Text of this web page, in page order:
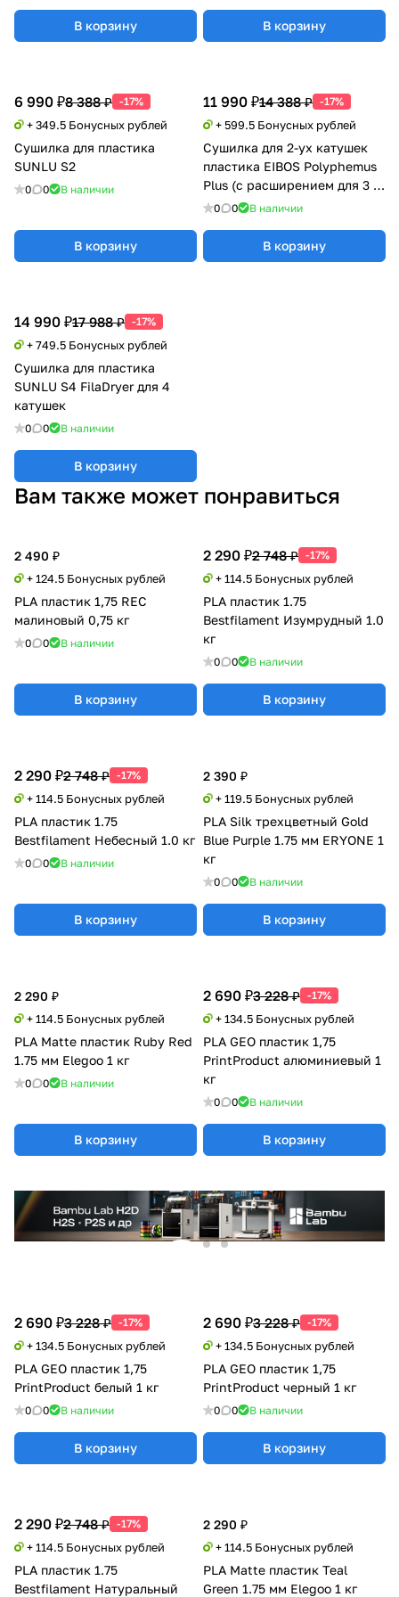
В корзину В корзину
6 990 ₽8 388 ₽ -17%
+ 349.5 Бонусных рублей
Сушилка для пластика
SUNLU S2
0 0 В наличии
В корзину
11 990 ₽14 388 ₽ -17%
+ 599.5 Бонусных рублей
Сушилка для 2-ух катушек
пластика EIBOS Polyphemus
Plus (с расширением для 3 кг
катушки)
0 0 В наличии
В корзину
14 990 ₽17 988 ₽ -17%
+ 749.5 Бонусных рублей
Сушилка для пластика
SUNLU S4 FilaDryer для 4
катушек
0 0 В наличии
В корзину
Вам также может понравиться
2 490 ₽
+ 124.5 Бонусных рублей
PLA пластик 1,75 REC
малиновый 0,75 кг
0 0 В наличии
В корзину
2 290 ₽2 748 ₽ -17%
+ 114.5 Бонусных рублей
PLA пластик 1.75
Bestfilament Изумрудный 1.0
кг
0 0 В наличии
В корзину
2 390 ₽
+ 119.5 Бонусных рублей
PLA Silk трехцветный Gold
Blue Purple 1.75 мм ERYONE 1
кг
0 0 В наличии
В корзину
2 290 ₽
+ 114.5 Бонусных рублей
PLA Matte пластик Ruby Red
1.75 мм Elegoo 1 кг
0 0 В наличии
В корзину
2 690 ₽3 228 ₽ -17%
+ 134.5 Бонусных рублей
PLA GEO пластик 1,75
PrintProduct алюминиевый 1
кг
0 0 В наличии
В корзину
2 690 ₽3 228 ₽ -17%
+ 134.5 Бонусных рублей
PLA GEO пластик 1,75
PrintProduct белый 1 кг
0 0 В наличии
В корзину
2 690 ₽3 228 ₽ -17%
+ 134.5 Бонусных рублей
PLA GEO пластик 1,75
PrintProduct черный 1 кг
0 0 В наличии
В корзину
2 290 ₽2 748 ₽ -17%
+ 114.5 Бонусных рублей
PLA пластик 1.75
Bestfilament Небесный 1.0 кг
0 0 В наличии
В корзину
2 290 ₽2 748 ₽ -17%
+ 114.5 Бонусных рублей
PLA пластик 1.75
Bestfilament Натуральный
2 290 ₽
+ 114.5 Бонусных рублей
PLA Matte пластик Teal
Green 1.75 мм Elegoo 1 кг